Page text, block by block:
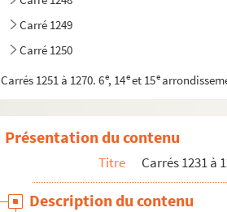
Carré 1249
Carré 1250
Carrés 1251 à 1270. 6e, 14eet 15e
Présentation du contenu
Titre Carrés 1231 à
Description du contenu